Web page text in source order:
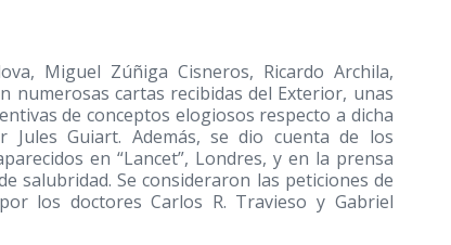
Miguel Zúñiga Cisneros, Ricardo Archila,
numerosas cartas recibidas del Exterior, unas
de conceptos elogiosos respecto a dicha
Guiart. Además, se dio cuenta de los
en “Lancet”, Londres, y en la prensa
salubridad. Se consideraron las peticiones de
los doctores Carlos R. Travieso y Gabriel